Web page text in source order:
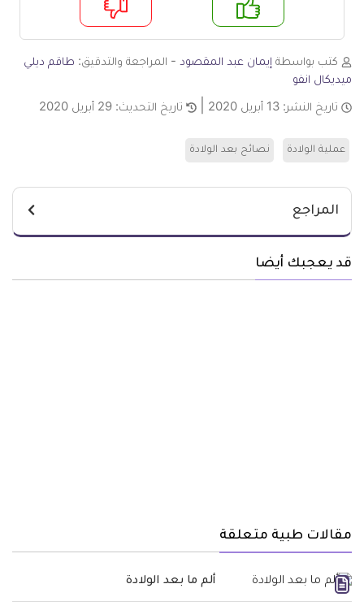
لا
كتب بواسطة إيمان عبد المقصود - المراجعة والتدقيق: طاقم ديلي
ميديكال انفو
تاريخ النشر: 13 أبريل 2020 تاريخ التحديث: 29 أبريل 2020
عملية الولادة نصائح بعد الولادة
المراجع
قد يعجبك أيضا
مقالات طبية متعلقة
ألم ما بعد الولادة